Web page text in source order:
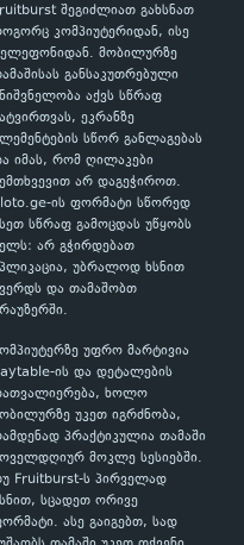
შეგიძლიათ გახსნათ
კომპიუტერიდან, ისე
მობილურზე
განსაკუთრებული
აქვს სწრაფ
ეკრანზე
სწორ განლაგებას
იმას, რომ ღილაკები
არ დაგეჭიროთ.
ის ფორმატი სწორედ
სწრაფ გამოცდას უწყობს
არ გჭირდებათ
უბრალოდ ხსნით
და თამაშობთ
უფრო მარტივია
ის და დეტალების
ხოლო
უკეთ იგრძნობა,
პრაქტიკულია თამაში
მოკლე სესიებში.
Fruitburst-ს პირველად
სცადეთ ორივე
ასე გაიგებთ, სად